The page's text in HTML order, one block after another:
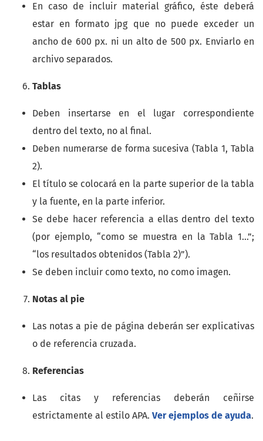
En caso de incluir material gráfico, éste deberá
estar en formato jpg que no puede exceder un
ancho de 600 px. ni un alto de 500 px. Enviarlo en
archivo separados.
Tablas
Deben insertarse en el lugar correspondiente
dentro del texto, no al final.
Deben numerarse de forma sucesiva (Tabla 1, Tabla
2).
El título se colocará en la parte superior de la tabla
y la fuente, en la parte inferior.
Se debe hacer referencia a ellas dentro del texto
(por ejemplo, “como se muestra en la Tabla 1…”;
“los resultados obtenidos (Tabla 2)”).
Se deben incluir como texto, no como imagen.
Notas al pie
Las notas a pie de página deberán ser explicativas
o de referencia cruzada.
Referencias
Las citas y referencias deberán ceñirse
estrictamente al estilo APA. Ver ejemplos de ayuda.